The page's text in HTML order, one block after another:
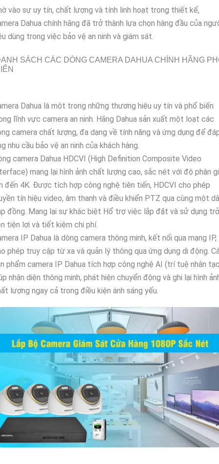
vào sự uy tín, chất lượng và tính linh hoạt trong thiết kế,
Dahua chính hãng đã trở thành lựa chọn hàng đầu của
dùng trong việc bảo vệ an ninh và giám sát.
SÁCH CÁC DÒNG CAMERA DAHUA CHÍNH HÃNG
Dahua là một trong những thương hiệu uy tín và phổ biến
lĩnh vực camera an ninh. Hãng Dahua sản xuất một loạt các
camera chất lượng, đa dạng về tính năng và ứng dụng để
nhu cầu bảo vệ an ninh của khách hàng.
camera Dahua HDCVI (High Definition Composite Video
mang lại hình ảnh chất lượng cao, sắc nét với độ phân
đến 4K. Được tích hợp công nghệ tiên tiến, HDCVI cho phép
tín hiệu video, âm thanh và điều khiển PTZ qua cùng một
đồng. Mang lại sự khác biệt Hổ trợ việc lắp đặt và sử dụng trở
tiện lợi và tiết kiệm chi phí.
IP Dahua là dòng camera thông minh, kết nối qua mạng IP,
phép truy cập từ xa và quản lý thông qua ứng dụng di động.
phẩm camera IP Dahua tích hợp công nghệ AI (trí tuệ nhân
nhận diện thông minh, phát hiện chuyển động và ghi lại hình
lượng ngay cả trong điều kiện ánh sáng yếu.